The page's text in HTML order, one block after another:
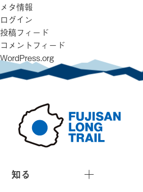
メタ情報
ログイン
投稿フィード
コメントフィード
WordPress.org
知る